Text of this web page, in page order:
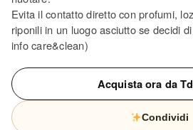
Evita il contatto diretto con profumi,
riponili in un luogo asciutto se decidi
info care&clean)
Acquista ora da
Condividi